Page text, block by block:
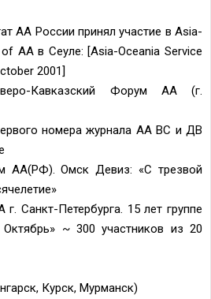
АА России принял участие в Asia-
AA в Сеуле: [Asia-Oceania Service
2001]
Кавказский Форум АА (г.
номера журнала АА ВС и ДВ
АА(РФ). Омск Девиз: «С трезвой
Санкт-Петербурга. 15 лет группе
~ 300 участников из 20
Курск, Мурманск)